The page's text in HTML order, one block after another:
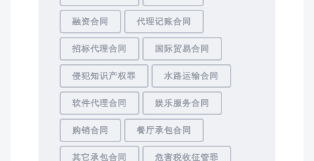
融资合同 代理记账合同
招标代理合同 国际贸易合同
侵犯知识产权罪 水路运输合同
软件代理合同 娱乐服务合同
购销合同 餐厅承包合同
其它承包合同 危害税收征管罪